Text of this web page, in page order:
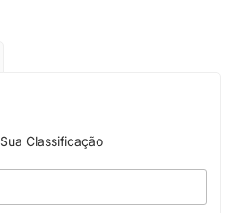
Sua Classificação